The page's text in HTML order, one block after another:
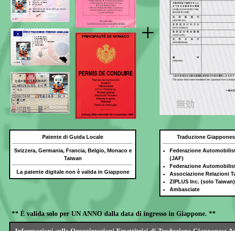
+
Patente di Guida Locale
Svizzera, Germania, Francia, Belgio, Monaco e
Taiwan
La patente digitale non è valida in Giappone
Traduzione
Federazione
(JAF)
Federazione
Associazione Relazioni
ZIPLUS Inc. (solo Taiwan)
Ambasciate
** È valida solo per UN ANNO dalla data di ingresso in Giappone. **